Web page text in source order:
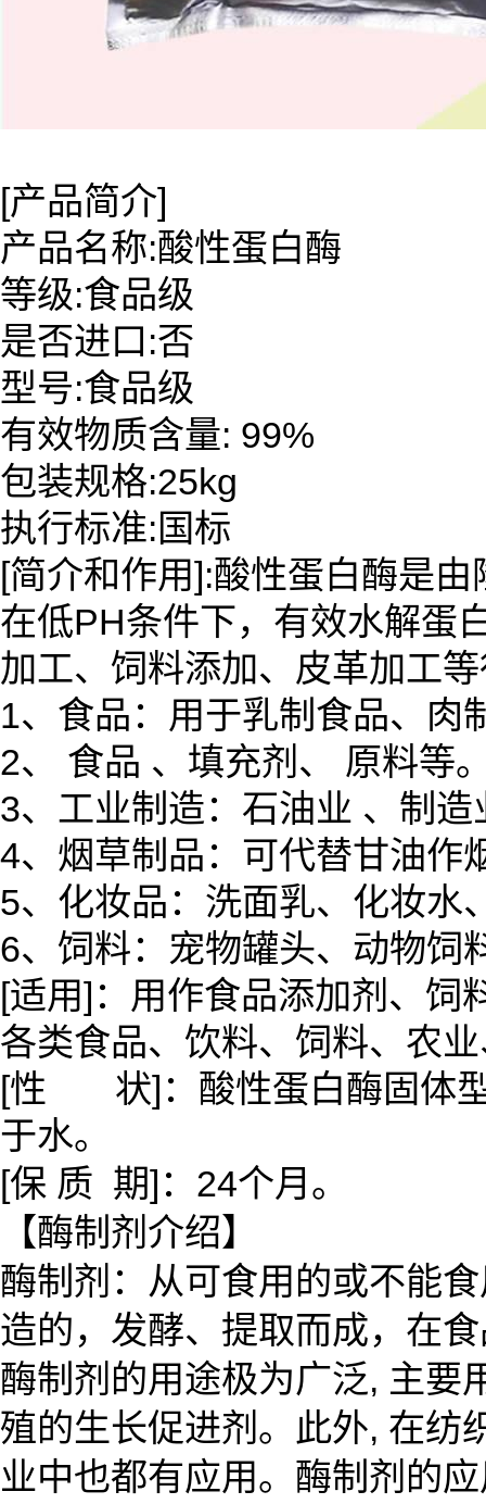
[产品简介]
产品名称:酸性蛋白酶
等级:食品级
是否进口:否
型号:食品级
有效物质含量: 99%
包装规格:25kg
执行标准:国标
[简介和作用]:酸性蛋白酶是
在低PH条件下，有效水解蛋
加工、饲料添加、皮革加工
1、食品：用于乳制食品、肉
2、 食品 、填充剂、 原料等
3、工业制造：石油业 、制
4、烟草制品：可代替甘油作
5、化妆品：洗面乳、化妆水
6、饲料：宠物罐头、动物饲
[适用]：用作食品添加剂、饲
各类食品、饮料、饲料、农
[性 状]：酸性蛋白酶固体型
于水。
[保 质 期]：24个月。
【酶制剂介绍】
酶制剂：从可食用的或不能
造的，发酵、提取而成，在
酶制剂的用途极为广泛, 主要
殖的生长促进剂。此外, 在纺
业中也都有应用。酶制剂的